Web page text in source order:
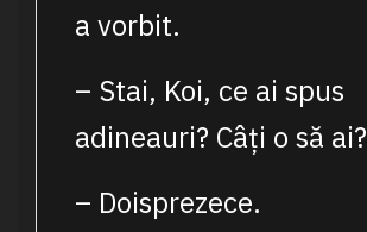
a vorbit.
– Stai, Koi, ce ai spus
adineauri? Câți o să ai?
– Doisprezece.